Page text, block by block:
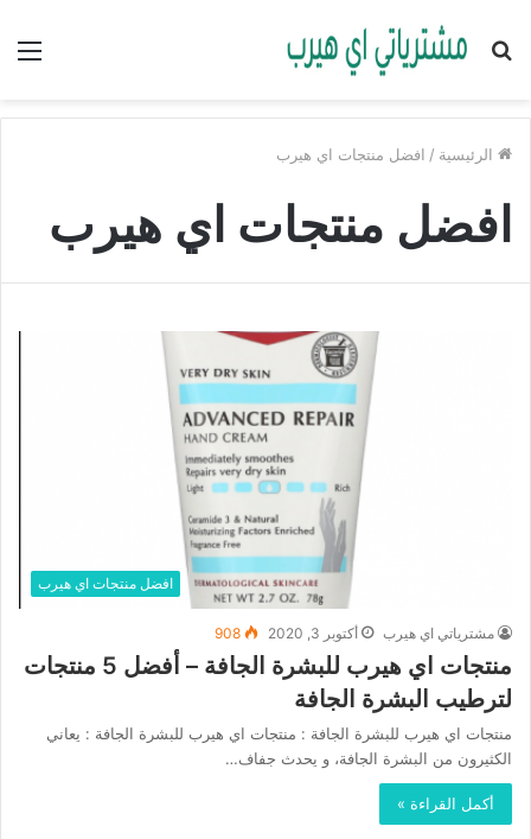
بحث
الرئيسية / افضل منتجات اي هيرب
افضل منتجات اي هيرب
افضل منتجات اي هيرب
مشترياتي اي هيرب أكتوبر 3, 2020 908
منتجات اي هيرب للبشرة الجافة – أفضل 5 منتجات
لترطيب البشرة الجافة
منتجات اي هيرب للبشرة الجافة : منتجات اي هيرب للبشرة الجافة : يعاني
الكثيرون من البشرة الجافة، و يحدث جفاف…
أكمل القراءة »